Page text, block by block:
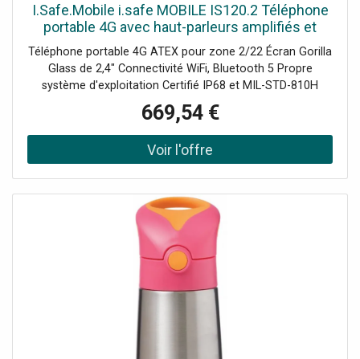
I.Safe.Mobile i.safe MOBILE IS120.2 Téléphone
portable 4G avec haut-parleurs amplifiés et
conformité ATEX Zone 2/22.
Téléphone portable 4G ATEX pour zone 2/22 Écran Gorilla
Glass de 2,4" Connectivité WiFi, Bluetooth 5 Propre
système d'exploitation Certifié IP68 et MIL-STD-810H
669,54 €